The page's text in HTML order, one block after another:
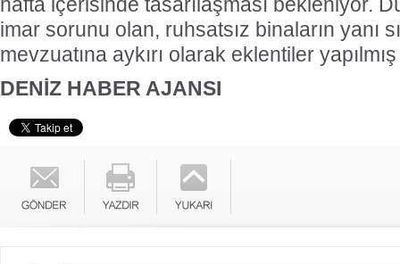
imar sorunu olan, ruhsatsız binaların yanı
mevzuatına aykırı olarak eklentiler
DENİZ HABER AJANSI